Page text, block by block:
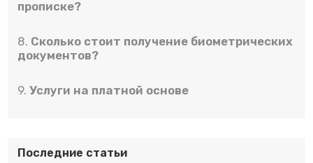
прописке?
8. Сколько стоит получение биометрических
документов?
9.Услуги на платной основе
Последние статьи